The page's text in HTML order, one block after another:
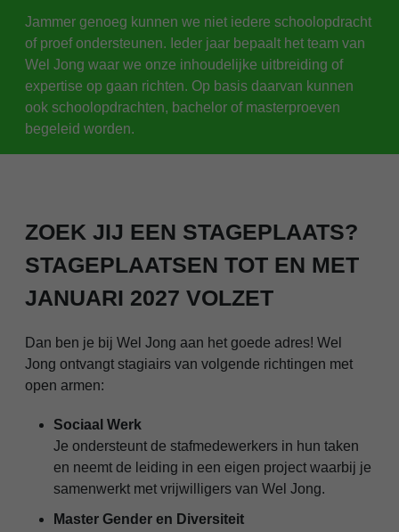
Jammer genoeg kunnen we niet iedere schoolopdracht
of proef ondersteunen. Ieder jaar bepaalt het team van
Wel Jong waar we onze inhoudelijke uitbreiding of
expertise op gaan richten. Op basis daarvan kunnen
ook schoolopdrachten, bachelor of masterproeven
begeleid worden.
ZOEK JIJ EEN STAGEPLAATS?
STAGEPLAATSEN TOT EN MET
JANUARI 2027 VOLZET
Dan ben je bij Wel Jong aan het goede adres! Wel
Jong ontvangt stagiairs van volgende richtingen met
open armen:
Sociaal Werk
Je ondersteunt de stafmedewerkers in hun taken
en neemt de leiding in een eigen project waarbij je
samenwerkt met vrijwilligers van Wel Jong.
Master Gender en Diversiteit